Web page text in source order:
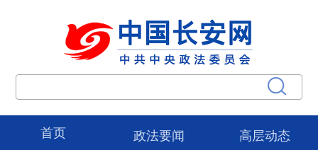
首页 政法要闻
高层动态